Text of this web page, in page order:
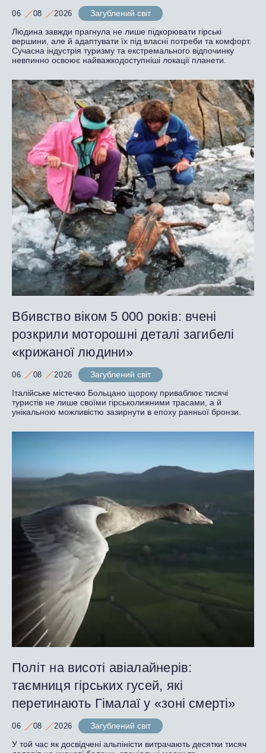
06 08 2026
Загублений світ
Людина завжди прагнула не лише підкорювати гірські
вершини, але й адаптувати їх під власні потреби та комфорт.
Сучасна індустрія туризму та екстремального відпочинку
невпинно освоює найважкодоступніші локації планети.
Вбивство віком 5 000 років: вчені
розкрили моторошні деталі загибелі
«крижаної людини»
06 08 2026
Загублений світ
Італійське містечко Больцано щороку приваблює тисячі
туристів не лише своїми гірськолижними трасами, а й
унікальною можливістю зазирнути в епоху ранньої бронзи.
Політ на висоті авіалайнерів:
таємниця гірських гусей, які
перетинають Гімалаї у «зоні смерті»
06 08 2026
Загублений світ
У той час як досвідчені альпіністи витрачають десятки тисяч